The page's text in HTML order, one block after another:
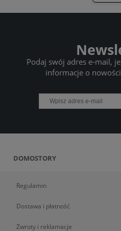
Podaj swój adres e-mail,
informacje o
DOMOSTORY
Regulamin
Dostawa i płatność
Zwroty i reklamacje